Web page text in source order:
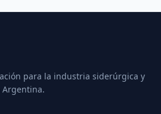
para la industria siderúrgica y
Argentina.